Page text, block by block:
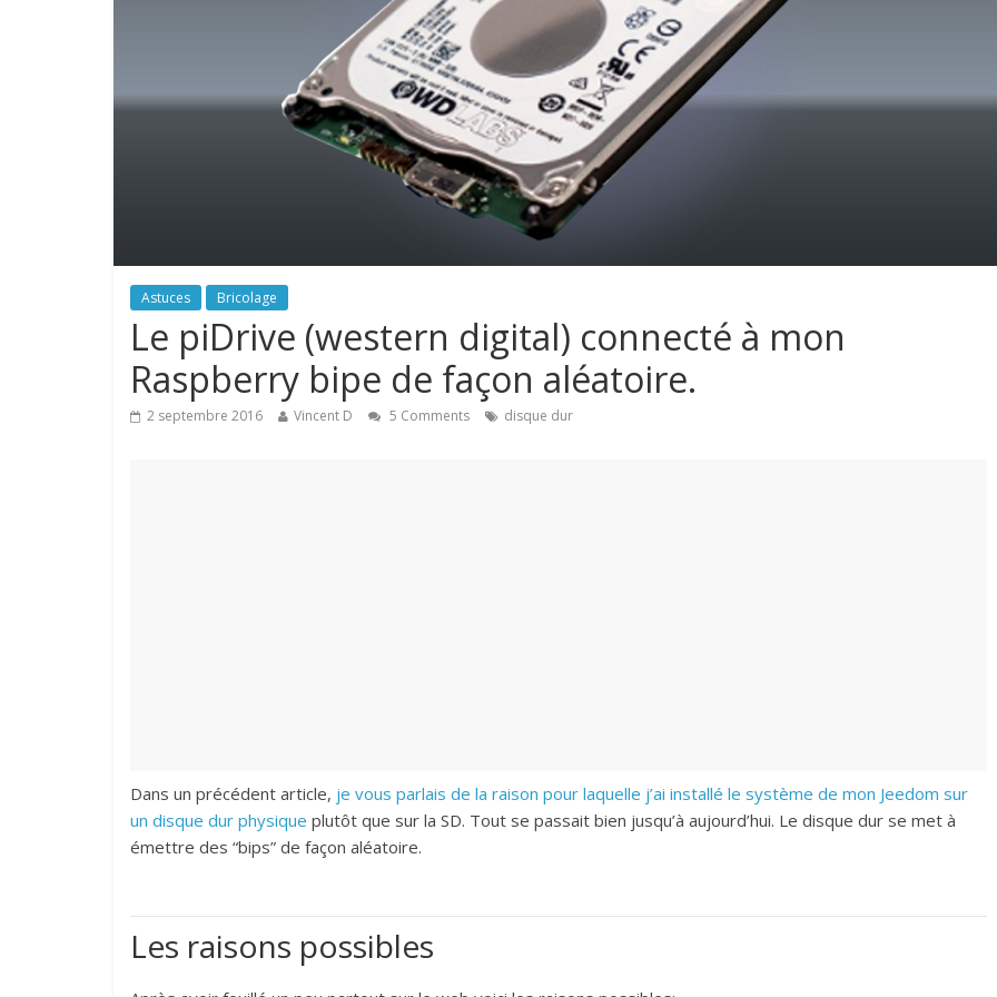
Astuces Bricolage
Le piDrive (western digital) connecté à mon
Raspberry bipe de façon aléatoire.
2 septembre 2016 Vincent D 5 Comments disque dur
Dans un précédent article, je vous parlais de la raison pour laquelle j’ai installé le système de mon Jeedom sur
un disque dur physique plutôt que sur la SD. Tout se passait bien jusqu’à aujourd’hui. Le disque dur se met à
émettre des “bips” de façon aléatoire.
Les raisons possibles
Astuces
Test du nouveau capteur de
température
Thermopeanut de chez